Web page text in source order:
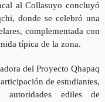
al Collasuyo concluyó
donde se celebró una
complementada con
típica de la zona.
del Proyecto Qhapaq
de estudiantes,
autoridades ediles de